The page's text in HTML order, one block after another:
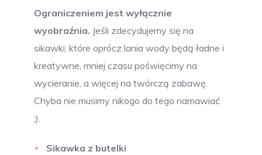
Ograniczeniem jest wyłącznie
wyobraźnia. Jeśli zdecydujemy się na
sikawki, które oprócz lania wody będą ładne i
kreatywne, mniej czasu poświęcimy na
wycieranie, a więcej na twórczą zabawę.
Chyba nie musimy nikogo do tego namawiać
;).
Sikawka z butelki